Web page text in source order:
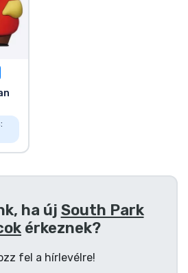
ha új South Park
érkeznek?
fel a hírlevélre!